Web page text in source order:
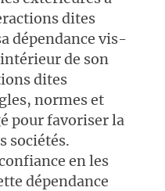
dites
dépendance vis-
de son
dites
normes et
pour favoriser la
sociétés.
en les
dépendance